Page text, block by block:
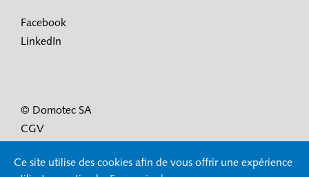
Ce site utilise des cookies afin de vous offrir une expérience
Facebook
LinkedIn
© Domotec SA
CGV
Mentions légales